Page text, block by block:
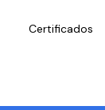
Certificados